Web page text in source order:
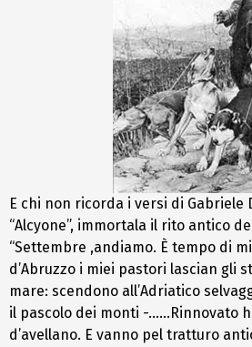
E chi non ricorda i versi di Gabriele
“Alcyone”, immortala il rito antico
“Settembre ,andiamo. È tempo di
d’Abruzzo i miei pastori lascian gli
mare: scendono all’Adriatico
il pascolo dei monti -……Rinnovato
d’avellano. E vanno pel tratturo